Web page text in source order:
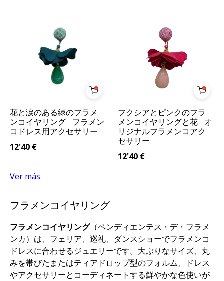
花と涙のある緑のフラメ
ンコイヤリング | フラメン
コドレス用アクセサリー
12'40 €
フクシアとピンクのフラ
メンコイヤリングと花 | オ
リジナルフラメンコアク
セサリー
12'40 €
Ver más
フラメンコイヤリング
フラメンコイヤリング（ペンディエンテス・デ・フラメ
ンカ）は、フェリア、巡礼、ダンスショーでフラメンコ
ドレスに合わせるジュエリーです。大ぶりなサイズ、丸
みを帯びたまたはティアドロップ型のフォルム、ドレス
やアクセサリーとコーディネートする鮮やかな色使いが